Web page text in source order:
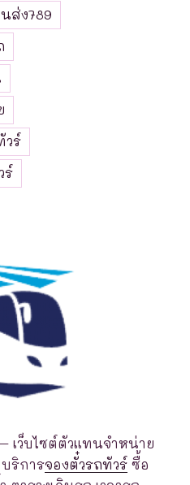
ส่ง789
วร์
ร์
เว็บไซต์ตัวแทนจำหน่าย
ริการจองตั๋วรถทัวร์ ซื้อ